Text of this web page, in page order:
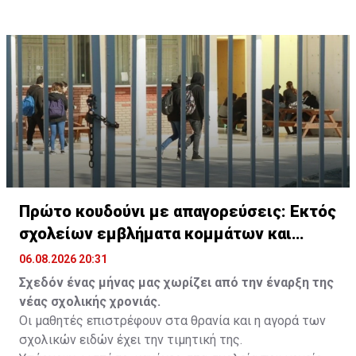
Πρώτο κουδούνι με απαγορεύσεις: Εκτός
σχολείων εμβλήματα κομμάτων και
ομάδων
06.08.2026 20:31
Σχεδόν ένας μήνας μας χωρίζει από την έναρξη της
νέας σχολικής χρονιάς.
Οι μαθητές επιστρέφουν στα θρανία και η αγορά των
σχολικών ειδών έχει την τιμητική της.